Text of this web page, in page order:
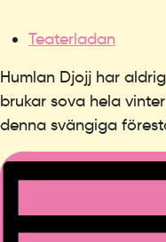
Teaterladan
Humlan Djojj har
brukar sova hela
denna svängiga